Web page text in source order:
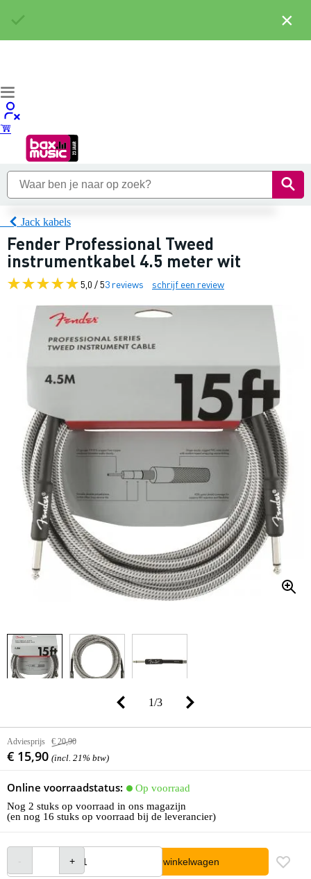
Jack kabels
Fender Professional Tweed
instrumentkabel 4.5 meter wit
5,0 / 53 reviews schrijf een review
1/3
Adviesprijs € 20,90
€ 15,90 (incl. 21% btw)
Online voorraadstatus:
Op voorraad
Nog 2 stuks op voorraad in ons magazijn
(en nog 16 stuks op voorraad bij de leverancier)
In winkelwagen
×